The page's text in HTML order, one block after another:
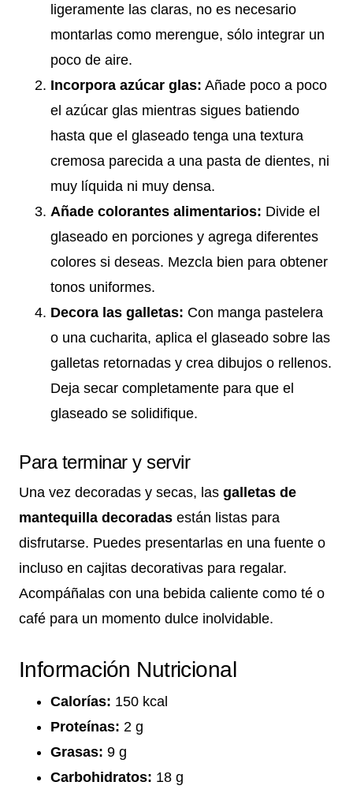
ligeramente las claras, no es necesario
montarlas como merengue, sólo integrar un
poco de aire.
Incorpora azúcar glas: Añade poco a poco
el azúcar glas mientras sigues batiendo
hasta que el glaseado tenga una textura
cremosa parecida a una pasta de dientes, ni
muy líquida ni muy densa.
Añade colorantes alimentarios: Divide el
glaseado en porciones y agrega diferentes
colores si deseas. Mezcla bien para obtener
tonos uniformes.
Decora las galletas: Con manga pastelera
o una cucharita, aplica el glaseado sobre las
galletas retornadas y crea dibujos o rellenos.
Deja secar completamente para que el
glaseado se solidifique.
Para terminar y servir
Una vez decoradas y secas, las galletas de
mantequilla decoradas están listas para
disfrutarse. Puedes presentarlas en una fuente o
incluso en cajitas decorativas para regalar.
Acompáñalas con una bebida caliente como té o
café para un momento dulce inolvidable.
Información Nutricional
Calorías: 150 kcal
Proteínas: 2 g
Grasas: 9 g
Carbohidratos: 18 g